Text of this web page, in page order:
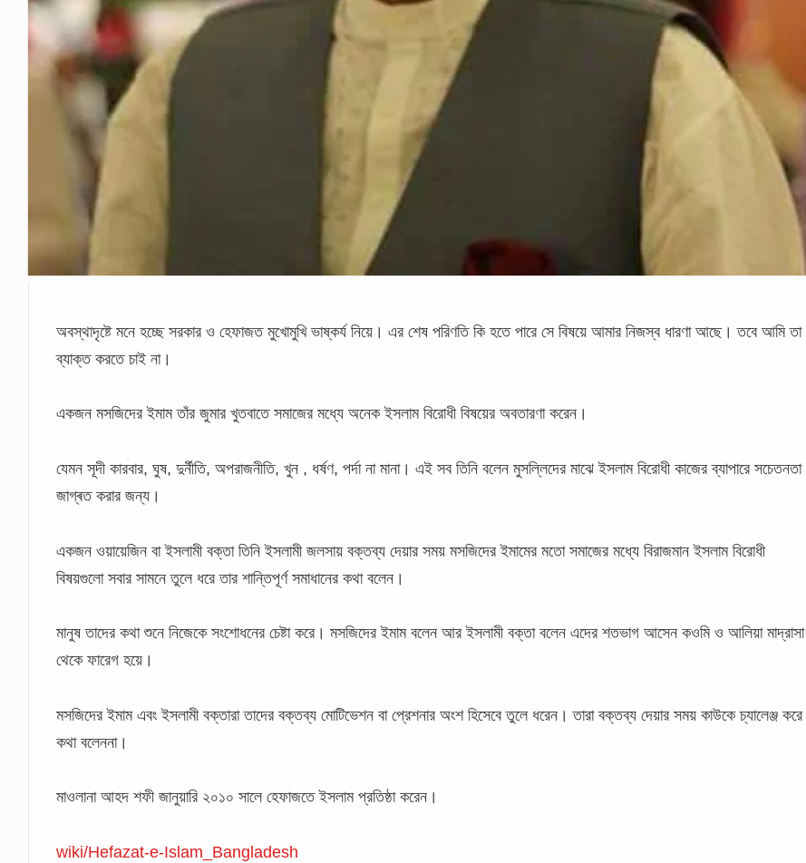
অবস্থাদৃষ্টে মনে হচ্ছে সরকার ও হেফাজত মুখোমুখি ভাষ্কর্য নিয়ে। এর শেষ পরিণতি কি হতে পারে সে বিষয়ে আমার নিজস্ব ধারণা‌ আছে। তবে আমি তা
ব্যাক্ত করতে চাই না।
একজন মসজিদের ইমাম তাঁর জুমার খুতবাতে সমাজের মধ্যে অনেক ইসলাম বিরোধী বিষয়ের অবতারণা করেন।
যেমন সূদী কারবার, ঘুষ, দুর্নীতি, অপরাজনীতি, খুন , ধর্ষণ, পর্দা না মানা। এই সব তিনি বলেন মুসল্লিদের মাঝে ইসলাম বিরোধী কাজের ব্যাপারে সচেতনতা
জাগ্ৰত করার জন্য।
একজন ওয়ায়েজিন বা ইসলামী বক্তা তিনি ইসলামী জলসায় বক্তব্য দেয়ার সময় মসজিদের ইমামের মতো সমাজের মধ্যে বিরাজমান ইসলাম বিরোধী
বিষয়গুলো সবার সামনে তুলে ধরে তার শান্তিপূর্ণ সমাধানের কথা বলেন।
মানুষ তাদের কথা শুনে নিজেকে সংশোধনের চেষ্টা করে। মসজিদের ইমাম বলেন আর ইসলামী বক্তা বলেন এদের শতভাগ আসেন কওমি ও আলিয়া মাদ্রাসা
থেকে ফারেগ হয়ে।
মসজিদের ইমাম এবং ইসলামী বক্তারা তাদের বক্তব্য মোটিভেশন বা প্রেশনার অংশ হিসেবে তুলে ধরেন। তারা বক্তব্য দেয়ার সময় কাউকে চ্যালেঞ্জ করে
কথা বলেননা।
মাওলানা আহদ শফী জানুয়ারি ২০১০ সালে হেফাজতে ইসলাম প্রতিষ্ঠা করেন।
wiki/Hefazat-e-Islam_Bangladesh